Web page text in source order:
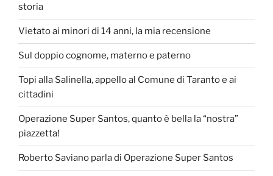
storia
Vietato ai minori di 14 anni, la mia recensione
Sul doppio cognome, materno e paterno
Topi alla Salinella, appello al Comune di Taranto e ai
cittadini
Operazione Super Santos, quanto è bella la “nostra”
piazzetta!
Roberto Saviano parla di Operazione Super Santos